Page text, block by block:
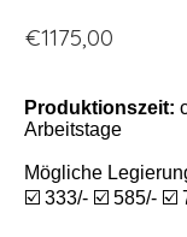
€1175,00
Produktionszeit:
Arbeitstage
Mögliche
☑️ 333/- ☑️ 585/- ☑️